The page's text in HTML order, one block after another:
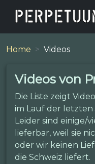
Home Videos
Videos von
Die Liste zeigt
im Lauf der
Leider sind einige/
lieferbar, weil sie
oder wir keinen
die Schweiz liefert.